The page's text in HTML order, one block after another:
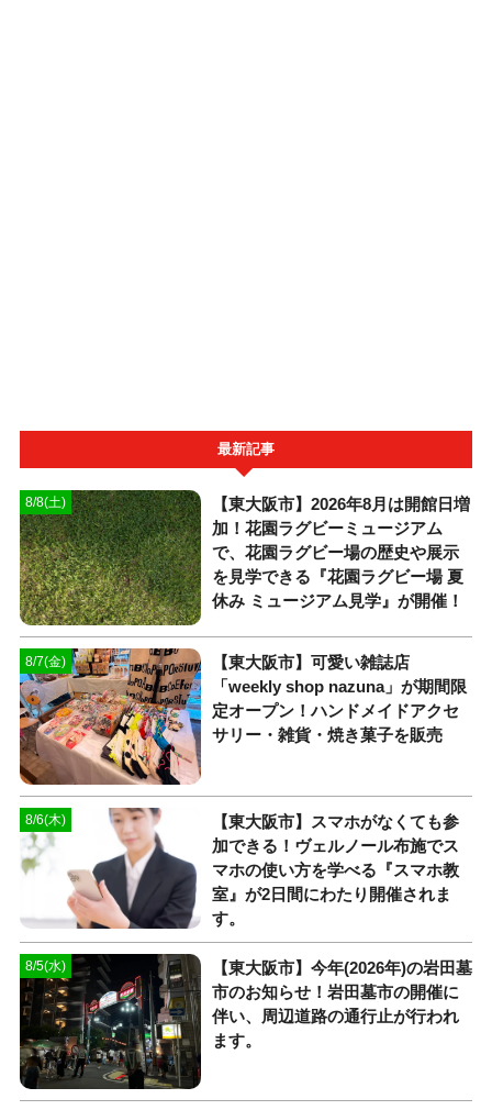
最新記事
8/8(土)
【東大阪市】2026年8月は開館日増
加！花園ラグビーミュージアム
で、花園ラグビー場の歴史や展示
を見学できる『花園ラグビー場 夏
休み ミュージアム見学』が開催！
8/7(金)
【東大阪市】可愛い雑誌店
「weekly shop nazuna」が期間限
定オープン！ハンドメイドアクセ
サリー・雑貨・焼き菓子を販売
8/6(木)
【東大阪市】スマホがなくても参
加できる！ヴェルノール布施でス
マホの使い方を学べる『スマホ教
室』が2日間にわたり開催されま
す。
8/5(水)
【東大阪市】今年(2026年)の岩田墓
市のお知らせ！岩田墓市の開催に
伴い、周辺道路の通行止が行われ
ます。